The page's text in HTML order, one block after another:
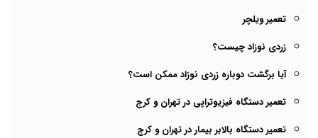
تعمیر ویلچر
زردی نوزاد چیست؟
آیا برگشت دوباره زردی نوزاد ممکن است؟
تعمیر دستگاه فیزیوتراپی در تهران و کرج
تعمیر دستگاه بالابر بیمار در تهران و کرج